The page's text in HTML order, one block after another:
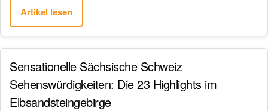
Artikel lesen
Sensationelle Sächsische Schweiz
Sehenswürdigkeiten: Die 23 Highlights im
Elbsandsteingebirge